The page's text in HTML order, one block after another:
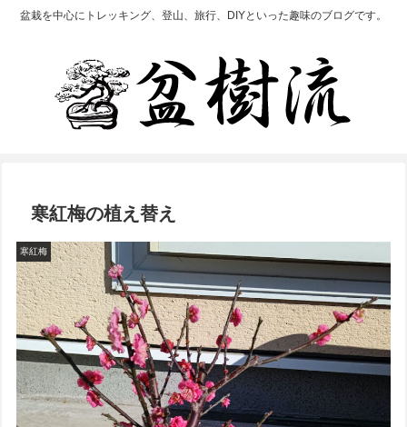
盆栽を中心にトレッキング、登山、旅行、DIYといった趣味のブログです。
寒紅梅の植え替え
寒紅梅